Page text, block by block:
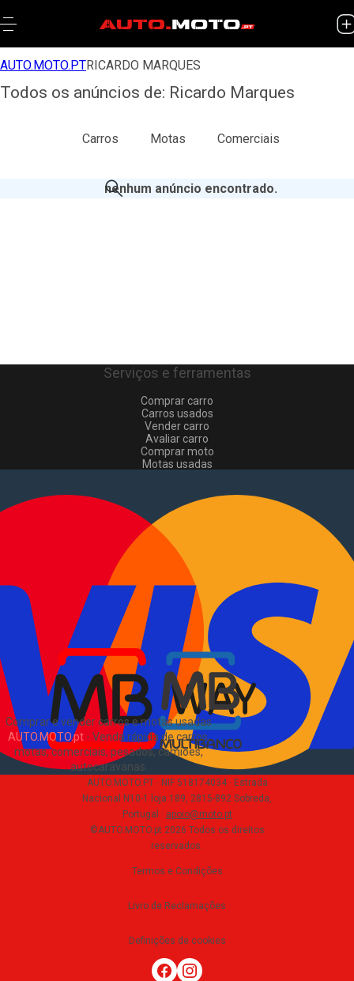
AUTO.MOTO.PTRICARDO MARQUES
Todos os anúncios de: Ricardo Marques
Carros Motas Comerciais
nenhum anúncio encontrado.
Comprar e vender carros e motas usadas
AUTO.MOTO.pt- Venda rápida de carros,
motas, comerciais, pesados, camiões,
autocaravanas
Serviços e ferramentas
Comprar carro
Carros usados
Vender carro
Avaliar carro
Comprar moto
Motas usadas
Comerciais usados
Vender comerciais
Informações
Como comprar e vender
Pacotes de anúncios
Verificar VIN e matrícula
Sitemap
EN
Sobre Nós
AUTO.MOTO.PT · NIF 518174034 · Estrada
Nacional N10-1 loja 189, 2815-892 Sobreda,
Portugal · apoio@moto.pt
©AUTO.MOTO.pt 2026 Todos os direitos
reservados.
Termos e Condições
Livro de Reclamações
Definições de cookies